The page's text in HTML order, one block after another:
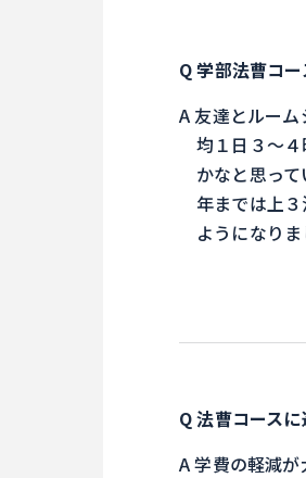
学部法曹コー
友達とルー
均１日３～
かなと思っ
年までは上
ようになりま
法曹コースに
学費の軽減